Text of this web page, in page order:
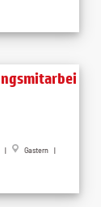
|
Gastern |